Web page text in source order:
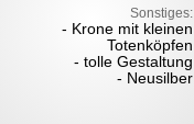
Sonstiges:
- Krone mit kleinen
Totenköpfen
- tolle Gestaltung
- Neusilber